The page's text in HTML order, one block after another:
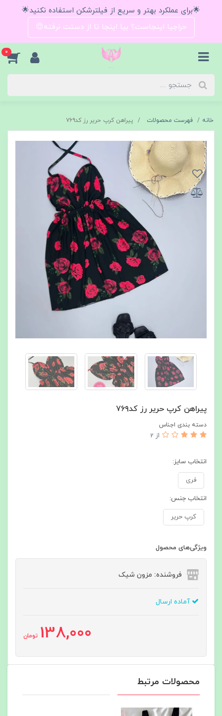
🌟برای عملکرد بهتر و سریع از فیلترشکن استفاده نکنید🌟
حراجیا اینجاست؟ بیا اینجا تا از دستت نرفته😍
0
خانه فهرست محصولات پیراهن کرپ حریر رز کد۷۶۹
پیراهن کرپ حریر رز کد۷۶۹
دسته بندی اجناس
از 2
انتخاب سایز:
فری
انتخاب جنس:
کرپ حریر
ویژگی‌های محصول
فروشنده: مزون شیک
آماده ارسال
138,000 تومان
محصولات مرتبط